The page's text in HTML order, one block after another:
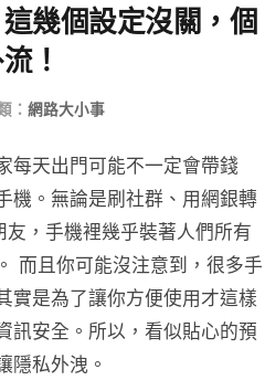
幾個設定沒關，個
！
： 網路大小事
每天出門可能不一定會帶錢
機。無論是刷社群、用網銀轉
友，手機裡幾乎裝著人們所有
而且你可能沒注意到，很多手
實是為了讓你方便使用才這樣
訊安全。所以，看似貼心的預
隱私外洩。